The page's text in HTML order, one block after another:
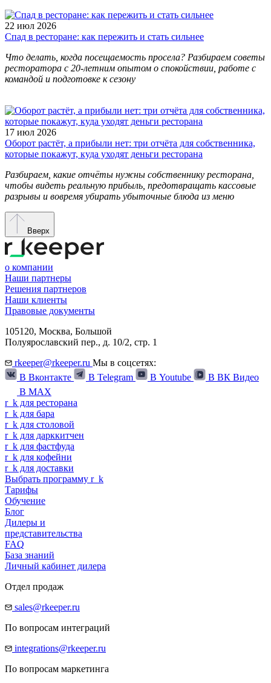
22 июл 2026
Спад в ресторане: как пережить и стать сильнее
Что делать, когда посещаемость просела? Разбираем советы
ресторатора с 20-летним опытом о спокойствии, работе с
командой и подготовке к сезону
17 июл 2026
Оборот растёт, а прибыли нет: три отчёта для собственника,
которые покажут, куда уходят деньги ресторана
Разбираем, какие отчёты нужны собственнику ресторана,
чтобы видеть реальную прибыль, предотвращать кассовые
разрывы и вовремя убирать убыточные блюда из меню
Вверх
о компании
Наши партнеры
Решения партнеров
Наши клиенты
Правовые документы
105120, Москва, Большой
Полуярославский пер., д. 10/2, стр. 1
rkeeper@rkeeper.ru Мы в соцсетях:
В Вконтакте
В Telegram В Youtube
В ВК Видео
В MAX
r_ k для ресторана
r_ k для бара
r_ k для столовой
r_ k для дарккитчен
r_ k для фастфуда
r_ k для кофейни
r_ k для доставки
Выбрать программу r_ k
Тарифы
Обучение
Блог
Дилеры и
представительства
FAQ
База знаний
Личный кабинет дилера
Отдел продаж
sales@rkeeper.ru
По вопросам интеграций
integrations@rkeeper.ru
По вопросам маркетинга